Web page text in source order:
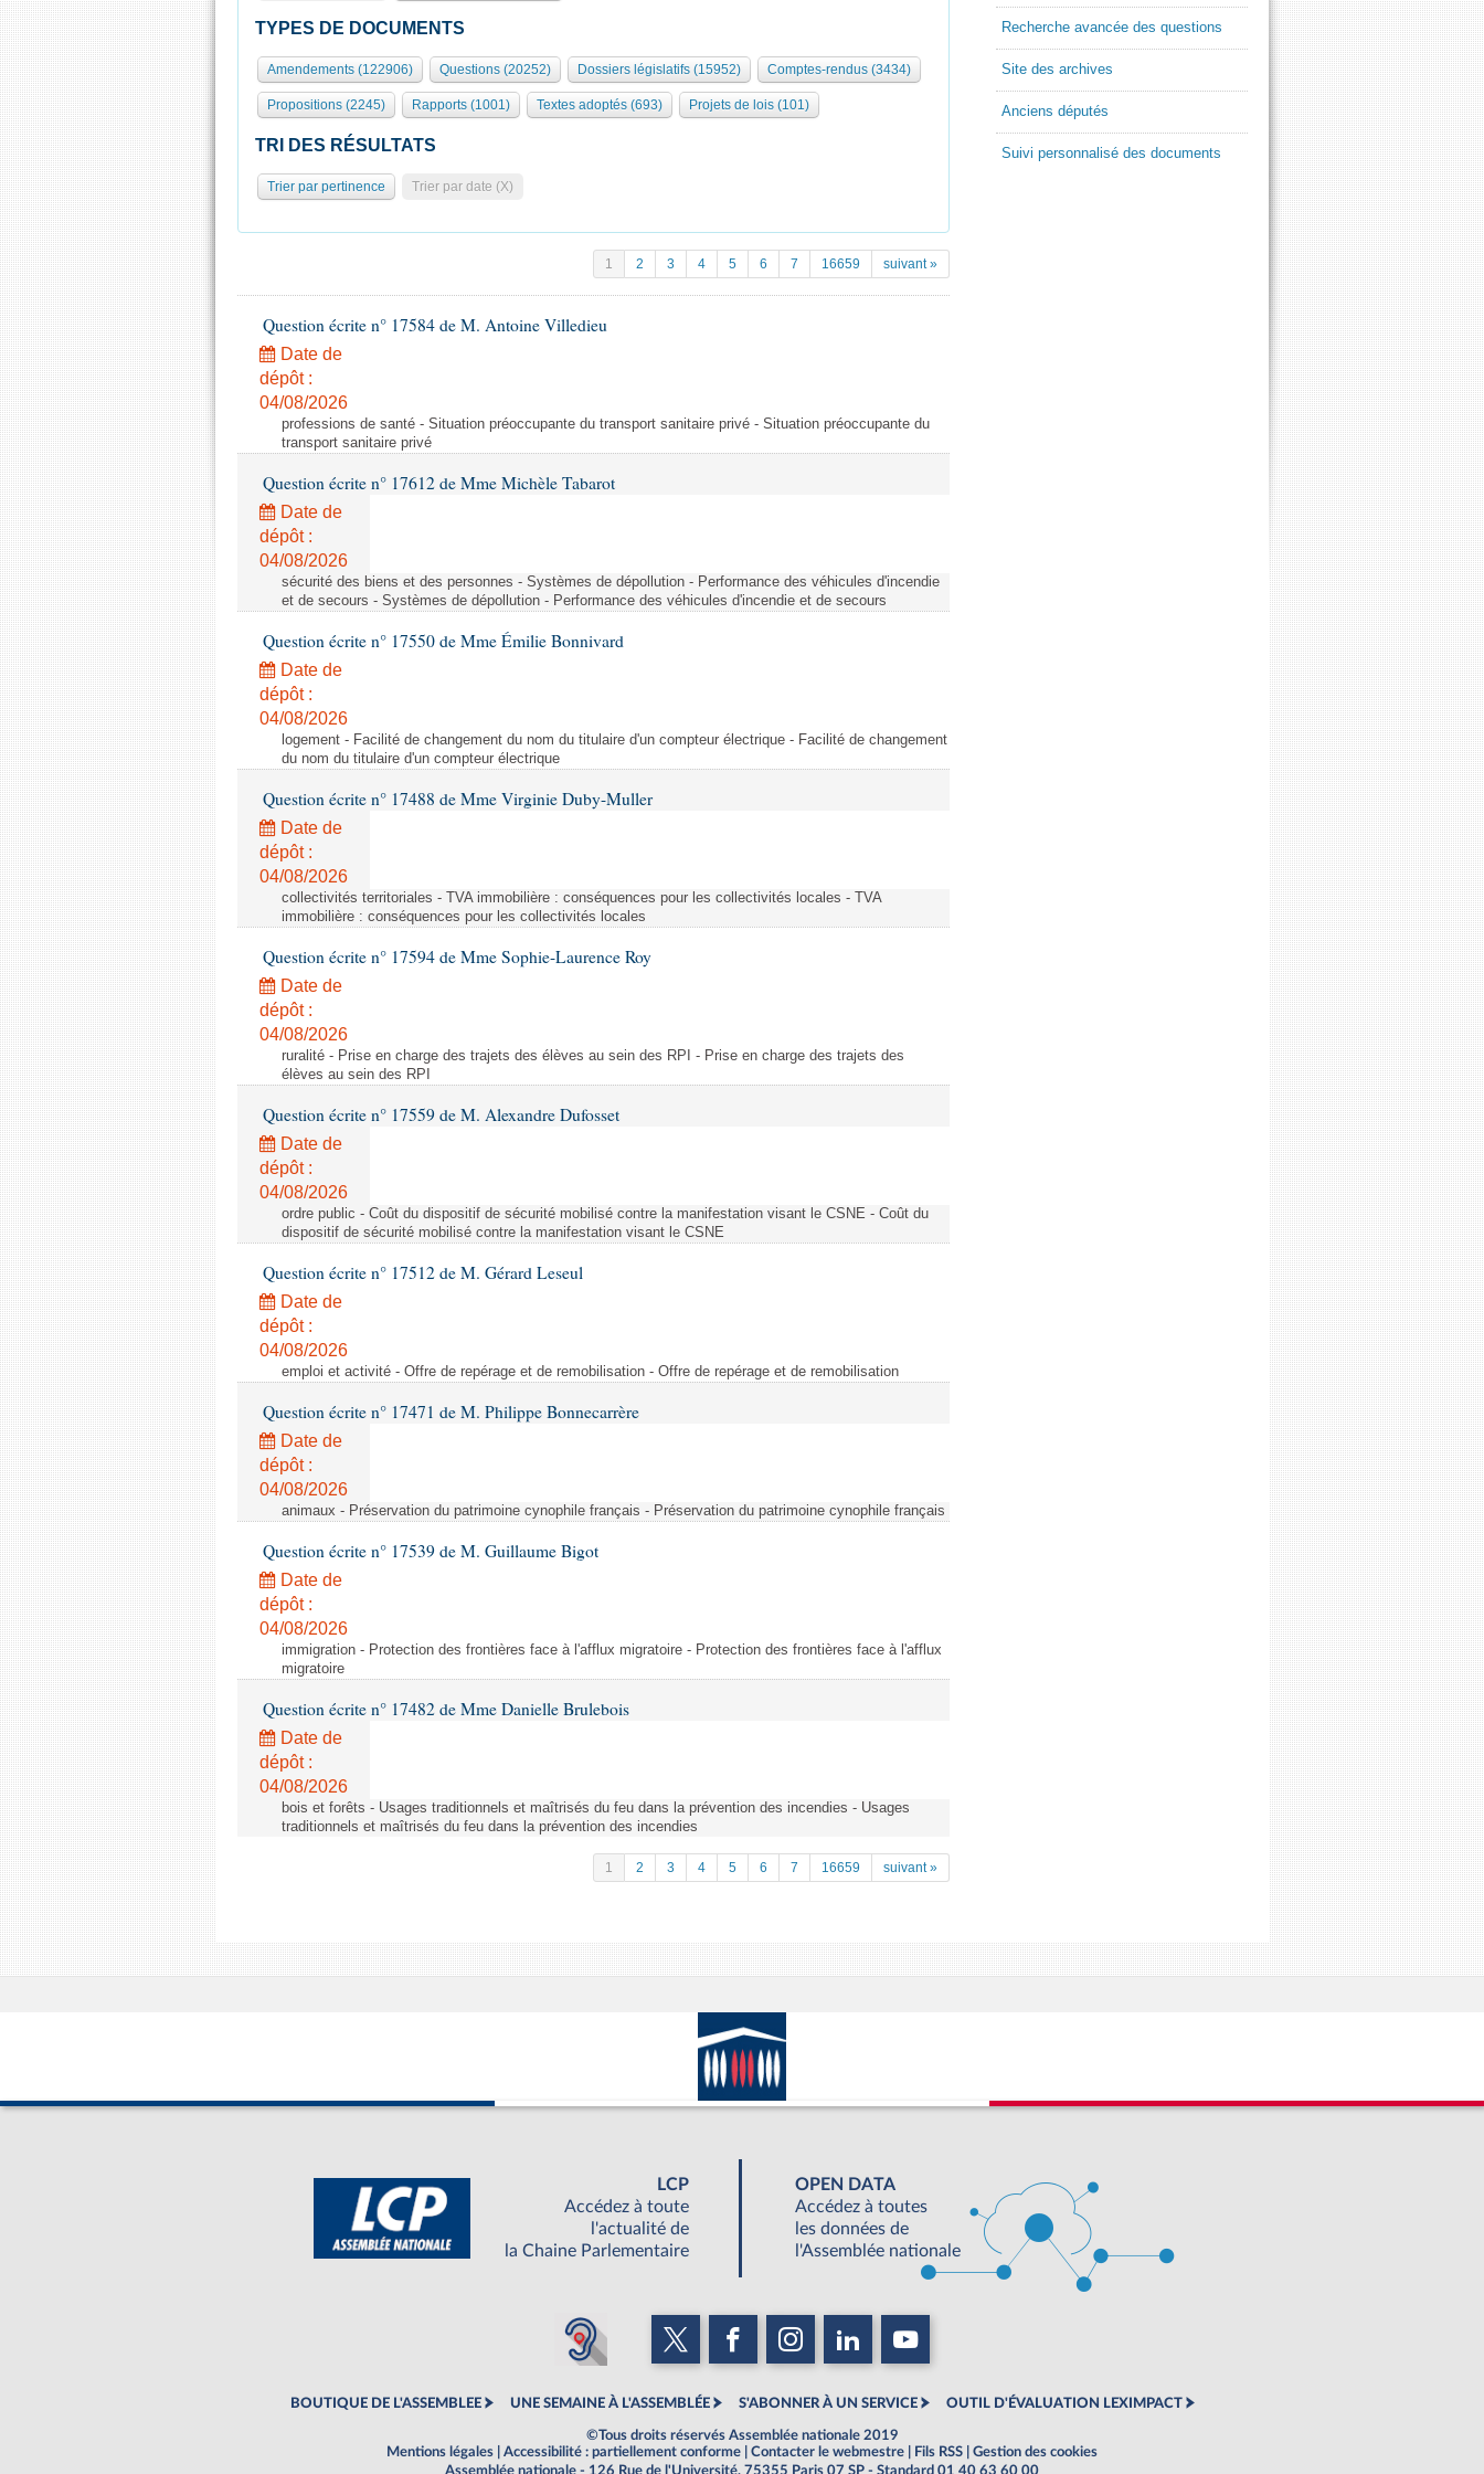
TYPES DE DOCUMENTS
Amendements (122906) Questions (20252) Dossiers législatifs (15952) Comptes-rendus (3434)
Propositions (2245) Rapports (1001) Textes adoptés (693) Projets de lois (101)
TRI DES RÉSULTATS
Trier par pertinence Trier par date (X)
1 2 3 4 5 6 7 16659 suivant »
Question écrite n° 17584 de M. Antoine Villedieu
Date de
dépôt :
04/08/2026
professions de santé - Situation préoccupante du transport sanitaire privé - Situation préoccupante du
transport sanitaire privé
Question écrite n° 17612 de Mme Michèle Tabarot
Date de
dépôt :
04/08/2026
sécurité des biens et des personnes - Systèmes de dépollution - Performance des véhicules d'incendie
et de secours - Systèmes de dépollution - Performance des véhicules d'incendie et de secours
Question écrite n° 17550 de Mme Émilie Bonnivard
Date de
dépôt :
04/08/2026
logement - Facilité de changement du nom du titulaire d'un compteur électrique - Facilité de changement
du nom du titulaire d'un compteur électrique
Question écrite n° 17488 de Mme Virginie Duby-Muller
Date de
dépôt :
04/08/2026
collectivités territoriales - TVA immobilière : conséquences pour les collectivités locales - TVA
immobilière : conséquences pour les collectivités locales
Question écrite n° 17594 de Mme Sophie-Laurence Roy
Date de
dépôt :
04/08/2026
ruralité - Prise en charge des trajets des élèves au sein des RPI - Prise en charge des trajets des
élèves au sein des RPI
Question écrite n° 17559 de M. Alexandre Dufosset
Date de
dépôt :
04/08/2026
ordre public - Coût du dispositif de sécurité mobilisé contre la manifestation visant le CSNE - Coût du
dispositif de sécurité mobilisé contre la manifestation visant le CSNE
Question écrite n° 17512 de M. Gérard Leseul
Date de
dépôt :
04/08/2026
emploi et activité - Offre de repérage et de remobilisation - Offre de repérage et de remobilisation
Question écrite n° 17471 de M. Philippe Bonnecarrère
Date de
dépôt :
04/08/2026
animaux - Préservation du patrimoine cynophile français - Préservation du patrimoine cynophile français
Question écrite n° 17539 de M. Guillaume Bigot
Date de
dépôt :
04/08/2026
immigration - Protection des frontières face à l'afflux migratoire - Protection des frontières face à l'afflux
migratoire
Question écrite n° 17482 de Mme Danielle Brulebois
Date de
dépôt :
04/08/2026
bois et forêts - Usages traditionnels et maîtrisés du feu dans la prévention des incendies - Usages
traditionnels et maîtrisés du feu dans la prévention des incendies
1 2 3 4 5 6 7 16659 suivant »
Recherche avancée des questions
Site des archives
Anciens députés
Suivi personnalisé des documents
LCP
Accédez à toute
l'actualité de
la Chaine Parlementaire
OPEN DATA
Accédez à toutes
les données de
l'Assemblée nationale
BOUTIQUE DE L'ASSEMBLEE UNE SEMAINE À L'ASSEMBLÉE S'ABONNER À UN SERVICE OUTIL D'ÉVALUATION LEXIMPACT
©Tous droits réservés Assemblée nationale 2019
Mentions légales
Accessibilité : partiellement conforme Contacter le webmestre Fils RSS
Gestion des cookies
Assemblée nationale - 126 Rue de l'Université, 75355 Paris 07 SP - Standard 01 40 63 60 00